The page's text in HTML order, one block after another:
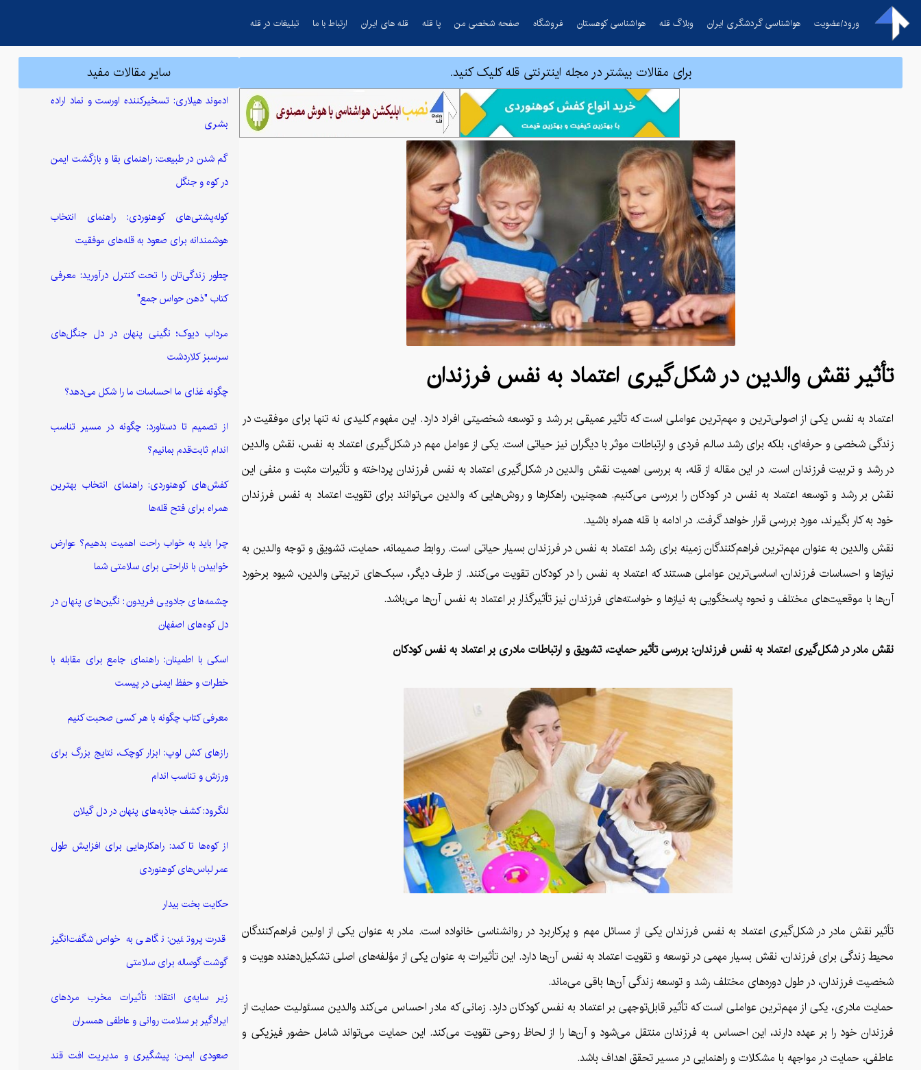
ورود/عضویت هواشناسی گردشگری ایران وبلاگ قله هواشناسی کوهستان فروشگاه صفحه شخصی من پا قله قله های ایران ارتباط با ما تبلیغات در قله
برای مقالات بیشتر در مجله اینترنتی قله کلیک کنید.
تأثیر نقش والدین در شکل‌گیری اعتماد به نفس فرزندان
اعتماد به نفس یکی از اصولی‌ترین و مهم‌ترین عواملی است که تأثیر عمیقی بر رشد و توسعه شخصیتی افراد دارد. این مفهوم کلیدی نه تنها برای موفقیت در
زندگی شخصی و حرفه‌ای، بلکه برای رشد سالم فردی و ارتباطات موثر با دیگران نیز حیاتی است. یکی از عوامل مهم در شکل‌گیری اعتماد به نفس، نقش والدین
در رشد و تربیت فرزندان است. در این مقاله از قله، به بررسی اهمیت نقش والدین در شکل‌گیری اعتماد به نفس فرزندان پرداخته و تأثیرات مثبت و منفی این
نقش بر رشد و توسعه اعتماد به نفس در کودکان را بررسی می‌کنیم. همچنین، راهکارها و روش‌هایی که والدین می‌توانند برای تقویت اعتماد به نفس فرزندان
خود به کار بگیرند، مورد بررسی قرار خواهد گرفت. در ادامه با قله همراه باشید.
نقش والدین به عنوان مهم‌ترین فراهم‌کنندگان زمینه برای رشد اعتماد به نفس در فرزندان بسیار حیاتی است. روابط صمیمانه، حمایت، تشویق و توجه والدین به
نیازها و احساسات فرزندان، اساسی‌ترین عواملی هستند که اعتماد به نفس را در کودکان تقویت می‌کنند. از طرف دیگر، سبک‌های تربیتی والدین، شیوه برخورد
آن‌ها با موقعیت‌های مختلف و نحوه پاسخگویی به نیازها و خواسته‌های فرزندان نیز تأثیرگذار بر اعتماد به نفس آن‌ها می‌باشد.
نقش مادر در شکل‌گیری اعتماد به نفس فرزندان: بررسی تأثیر حمایت، تشویق و ارتباطات مادری بر اعتماد به نفس کودکان
تأثیر نقش مادر در شکل‌گیری اعتماد به نفس فرزندان یکی از مسائل مهم و پرکاربرد در روانشناسی خانواده است. مادر به عنوان یکی از اولین فراهم‌کنندگان
محیط زندگی برای فرزندان، نقش بسیار مهمی در توسعه و تقویت اعتماد به نفس آن‌ها دارد. این تأثیرات به عنوان یکی از مؤلفه‌های اصلی تشکیل‌دهنده هویت و
شخصیت فرزندان، در طول دوره‌های مختلف رشد و توسعه زندگی آن‌ها باقی می‌ماند.
حمایت مادری، یکی از مهم‌ترین عواملی است که تأثیر قابل‌توجهی بر اعتماد به نفس کودکان دارد. زمانی که مادر احساس می‌کند والدین مسئولیت حمایت از
فرزندان خود را بر عهده دارند، این احساس به فرزندان منتقل می‌شود و آن‌ها را از لحاظ روحی تقویت می‌کند. این حمایت می‌تواند شامل حضور فیزیکی و
عاطفی، حمایت در مواجهه با مشکلات و راهنمایی در مسیر تحقق اهداف باشد.
سایر مقالات مفید
ادموند هیلاری: تسخیرکننده اورست و نماد اراده
بشری
گم شدن در طبیعت: راهنمای بقا و بازگشت ایمن
در کوه و جنگل
کوله‌پشتی‌های کوهنوردی: راهنمای انتخاب
هوشمندانه برای صعود به قله‌های موفقیت
چطور زندگی‌تان را تحت کنترل درآورید: معرفی
کتاب "ذهن حواس جمع"
مرداب دیوک؛ نگینی پنهان در دل جنگل‌های
سرسبز کلاردشت
چگونه غذای ما احساسات ما را شکل می‌دهد؟
از تصمیم تا دستاورد: چگونه در مسیر تناسب
اندام ثابت‌قدم بمانیم؟
کفش‌های کوهنوردی: راهنمای انتخاب بهترین
همراه برای فتح قله‌ها
چرا باید به خواب راحت اهمیت بدهیم؟ عوارض
خوابیدن با ناراحتی برای سلامتی شما
چشمه‌های جادویی فریدون: نگین‌های پنهان در
دل کوه‌های اصفهان
اسکی با اطمینان: راهنمای جامع برای مقابله با
خطرات و حفظ ایمنی در پیست
معرفی کتاب چگونه با هر کسی صحبت کنیم
رازهای کش لوپ: ابزار کوچک، نتایج بزرگ برای
ورزش و تناسب اندام
لنگرود: کشف جاذبه‌های پنهان در دل گیلان
از کوه‌ها تا کمد: راهکارهایی برای افزایش طول
عمر لباس‌های کوهنوردی
حکایت بخت بیدار
قدرت پروتئین: نگاهی به خواص شگفت‌انگیز
گوشت گوساله برای سلامتی
زیر سایه‌ی انتقاد: تأثیرات مخرب مردهای
ایرادگیر بر سلامت روانی و عاطفی همسران
صعودی ایمن: پیشگیری و مدیریت افت قند